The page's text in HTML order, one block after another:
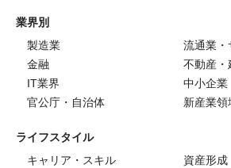
業界別
製造業
流通業・
金融
不動産・
IT業界
中小企業
官公庁・自治体
新産業領
ライフスタイル
キャリア・スキル
資産形成